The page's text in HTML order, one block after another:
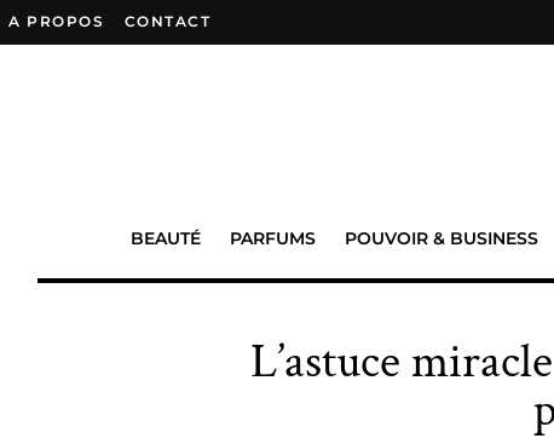
A PROPOS CONTACT
BEAUTÉ PARFUMS POUVOIR & BUSINESS
L’astuce